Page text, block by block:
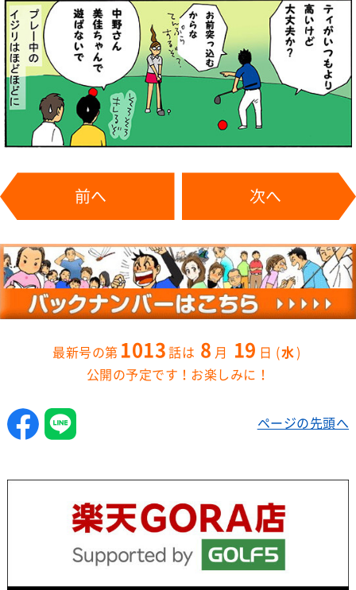
前へ 次へ
1013 8 19
水
公開の予定です！お楽しみに！
ページの先頭へ